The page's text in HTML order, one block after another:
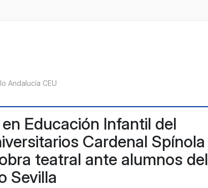
Educación Infantil del
Cardenal Spínola
teatral ante alumnos del
Sevilla